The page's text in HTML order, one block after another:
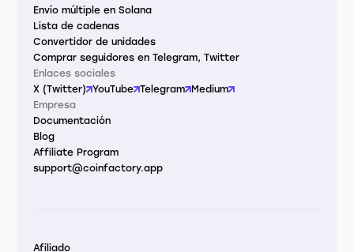
Envío múltiple en Solana
Lista de cadenas
Convertidor de unidades
Comprar seguidores en Telegram, Twitter
Enlaces sociales
X (Twitter) YouTube Telegram
Medium
Empresa
Documentación
Blog
Affiliate Program
support@coinfactory.app
Afiliado